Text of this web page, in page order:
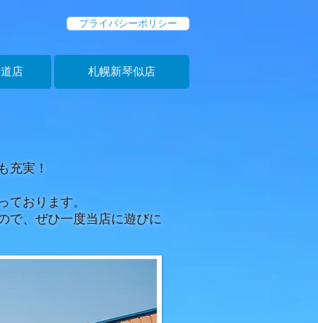
プライバシーポリシー
店 札幌新琴似店
充実！
おります。
で、ぜひ一度当店に遊びに